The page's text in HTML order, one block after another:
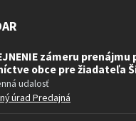
zámeru
obce pre žiadateľa
udalosť
úrad Predajná